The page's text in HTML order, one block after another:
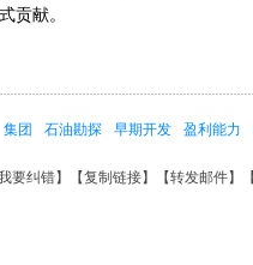
贡献。
集团 石油勘探 早期开发 盈利能力
要纠错】【复制链接】【转发邮件】【